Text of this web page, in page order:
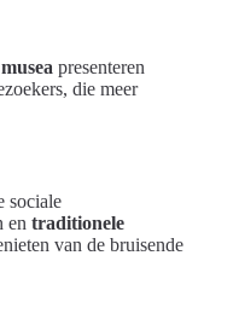
musea presenteren
die meer
sociale
en traditionele
van de bruisende